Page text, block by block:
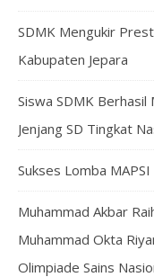
SDMK Mengukir
Kabupaten Jepara
Siswa SDMK Berhasil
Jenjang SD Tingkat
Sukses Lomba
Muhammad Akbar
Muhammad Okta
Olimpiade Sains